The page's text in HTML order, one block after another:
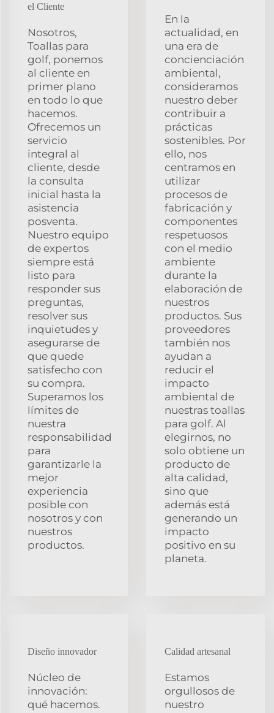
el Cliente
Nosotros,
Toallas para
golf, ponemos
al cliente en
primer plano
en todo lo que
hacemos.
Ofrecemos un
servicio
integral al
cliente, desde
la consulta
inicial hasta la
asistencia
posventa.
Nuestro equipo
de expertos
siempre está
listo para
responder sus
preguntas,
resolver sus
inquietudes y
asegurarse de
que quede
satisfecho con
su compra.
Superamos los
límites de
nuestra
responsabilidad
para
garantizarle la
mejor
experiencia
posible con
nosotros y con
nuestros
productos.
En la
actualidad, en
una era de
concienciación
ambiental,
consideramos
nuestro deber
contribuir a
prácticas
sostenibles. Por
ello, nos
centramos en
utilizar
procesos de
fabricación y
componentes
respetuosos
con el medio
ambiente
durante la
elaboración de
nuestros
productos. Sus
proveedores
también nos
ayudan a
reducir el
impacto
ambiental de
nuestras toallas
para golf. Al
elegirnos, no
solo obtiene un
producto de
alta calidad,
sino que
además está
generando un
impacto
positivo en su
planeta.
Diseño innovador
Núcleo de
innovación:
qué hacemos.
Calidad artesanal
Estamos
orgullosos de
nuestro